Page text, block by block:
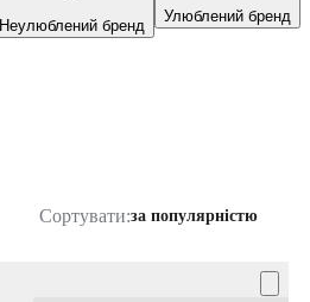
Улюблений бренд
Неулюблений бренд
Сортувати:за популярністю